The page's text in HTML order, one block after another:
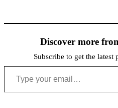
Discover more
Subscribe to get the latest
Type your email…